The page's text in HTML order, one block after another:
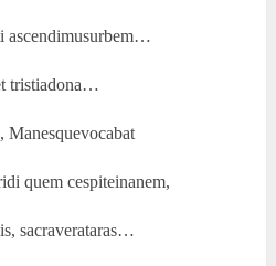
ascendimusurbem…
tristiadona…
Manesquevocabat
quem cespiteinanem,
sacraverataras…